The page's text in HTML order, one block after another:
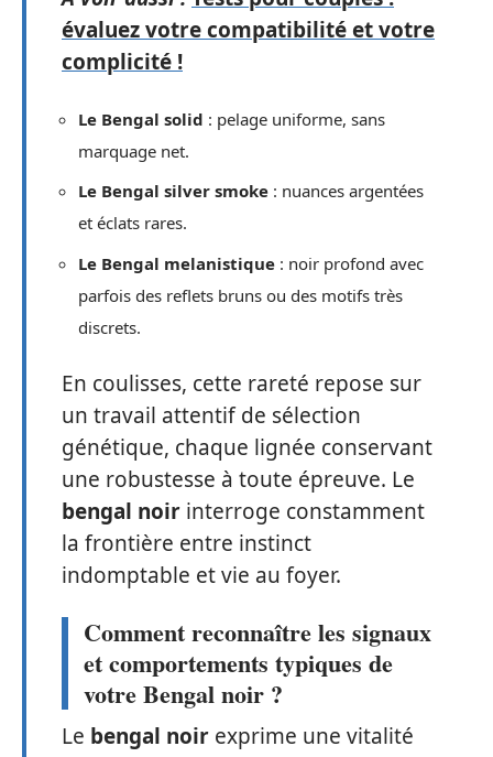
évaluez votre compatibilité et votre
complicité !
Le Bengal solid : pelage uniforme, sans
marquage net.
Le Bengal silver smoke : nuances argentées
et éclats rares.
Le Bengal melanistique : noir profond avec
parfois des reflets bruns ou des motifs très
discrets.
En coulisses, cette rareté repose sur
un travail attentif de sélection
génétique, chaque lignée conservant
une robustesse à toute épreuve. Le
bengal noir interroge constamment
la frontière entre instinct
indomptable et vie au foyer.
Comment reconnaître les signaux
et comportements typiques de
votre Bengal noir ?
Le bengal noir exprime une vitalité